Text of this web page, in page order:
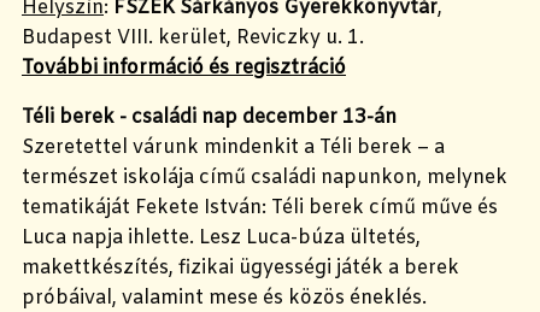
Helyszín: FSZEK Sárkányos Gyerekkönyvtár,
Budapest VIII. kerület, Reviczky u. 1.
További információ és regisztráció
Téli berek - családi nap december 13-án
Szeretettel várunk mindenkit a Téli berek – a
természet iskolája című családi napunkon, melynek
tematikáját Fekete István: Téli berek című műve és
Luca napja ihlette. Lesz Luca-búza ültetés,
makettkészítés, fizikai ügyességi játék a berek
próbáival, valamint mese és közös éneklés.